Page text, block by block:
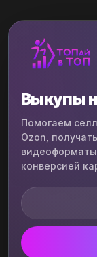
Выкупы
Помогаем
Ozon,
конверсией